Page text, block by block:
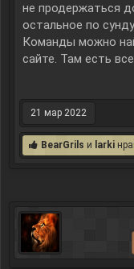
не продержаться
остальное по
Команды можно
сайте. Там есть
21 мар 2022
BearGrils и larki